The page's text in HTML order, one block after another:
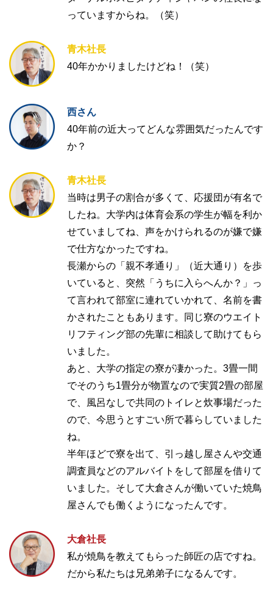
っていますからね。（笑）
青木社長
40年かかりましたけどね！（笑）
西さん
40年前の近大ってどんな雰囲気だったんです
か？
青木社長
当時は男子の割合が多くて、応援団が有名で
したね。大学内は体育会系の学生が幅を利か
せていましてね、声をかけられるのが嫌で嫌
で仕方なかったですね。
長瀬からの「親不孝通り」（近大通り）を歩
いていると、突然「うちに入らへんか？」っ
て言われて部室に連れていかれて、名前を書
かされたこともあります。同じ寮のウエイト
リフティング部の先輩に相談して助けてもら
いました。
あと、大学の指定の寮が凄かった。3畳一間
でそのうち1畳分が物置なので実質2畳の部屋
で、風呂なしで共同のトイレと炊事場だった
ので、今思うとすごい所で暮らしていました
ね。
半年ほどで寮を出て、引っ越し屋さんや交通
調査員などのアルバイトをして部屋を借りて
いました。そして大倉さんが働いていた焼鳥
屋さんでも働くようになったんです。
大倉社長
私が焼鳥を教えてもらった師匠の店ですね。
だから私たちは兄弟弟子になるんです。